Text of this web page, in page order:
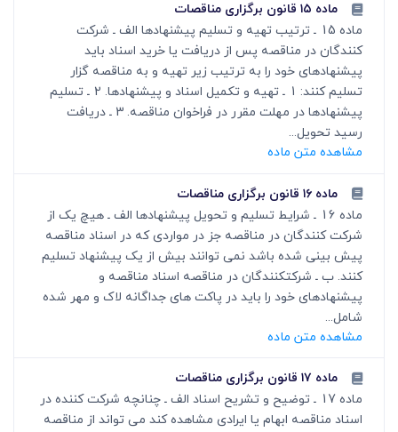
ماده ۱۵ قانون برگزاری مناقصات
ماده 15 ـ ترتیب تهیه و تسلیم پیشنهادها الف ـ شرکت
کنندگان در مناقصه پس از دریافت یا خرید اسناد باید
پیشنهادهای خود را به ترتیب زیر تهیه و به مناقصه گزار
تسلیم کنند: 1 ـ تهیه و تکمیل اسناد و پیشنهادها. 2 ـ تسلیم
پیشنهادها در مهلت مقرر در فراخوان مناقصه. 3 ـ دریافت
رسید تحویل...
مشاهده متن ماده
ماده ۱۶ قانون برگزاری مناقصات
ماده 16 ـ شرایط تسلیم و تحویل پیشنهادها الف ـ هیچ یک از
شرکت کنندگان در مناقصه جز در مواردی که در اسناد مناقصه
پیش بینی شده باشد نمی توانند بیش از یک پیشنهاد تسلیم
کنند. ب ـ شرکت‎کنندگان در مناقصه اسناد مناقصه و
پیشنهادهای خود را باید در پاکت های جداگانه لاک و مهر شده
شامل...
مشاهده متن ماده
ماده ۱۷ قانون برگزاری مناقصات
ماده 17 ـ توضیح و تشریح اسناد الف ـ چنانچه شرکت کننده در
اسناد مناقصه ابهام یا ایرادی مشاهده کند می تواند از مناقصه